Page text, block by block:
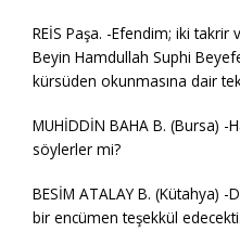
REİS Paşa. -Efendim; iki takrir
Beyin Hamdullah Suphi
kürsüden okunmasına dair
MUHİDDİN BAHA B. (Bursa) -
söylerler mi?
BESİM ATALAY B. (Kütahya)
bir encümen teşekkül edecekti.